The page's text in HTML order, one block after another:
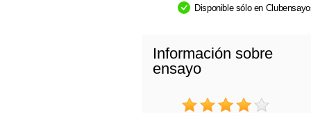
Disponible sólo en
Información sobre
ensayo